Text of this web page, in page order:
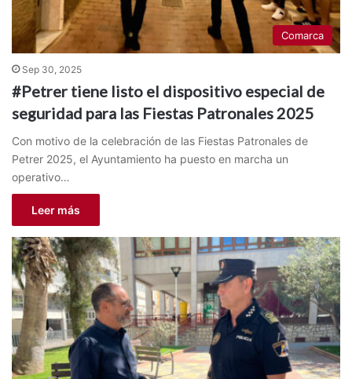
Comarca
Sep 30, 2025
#Petrer tiene listo el dispositivo especial de
seguridad para las Fiestas Patronales 2025
Con motivo de la celebración de las Fiestas Patronales de
Petrer 2025, el Ayuntamiento ha puesto en marcha un
operativo…
Leer más